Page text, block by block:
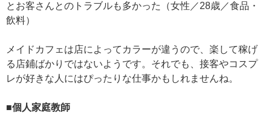
とお客さんとのトラブルも多かった（女性／28歳／食品・
飲料）
メイドカフェは店によってカラーが違うので、楽して稼げ
る店鋪ばかりではないようです。それでも、接客やコスプ
レが好きな人にはぴったりな仕事かもしれませんね。
■個人家庭教師